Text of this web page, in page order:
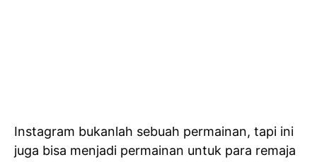
Instagram bukanlah sebuah permainan, tapi ini
juga bisa menjadi permainan untuk para remaja